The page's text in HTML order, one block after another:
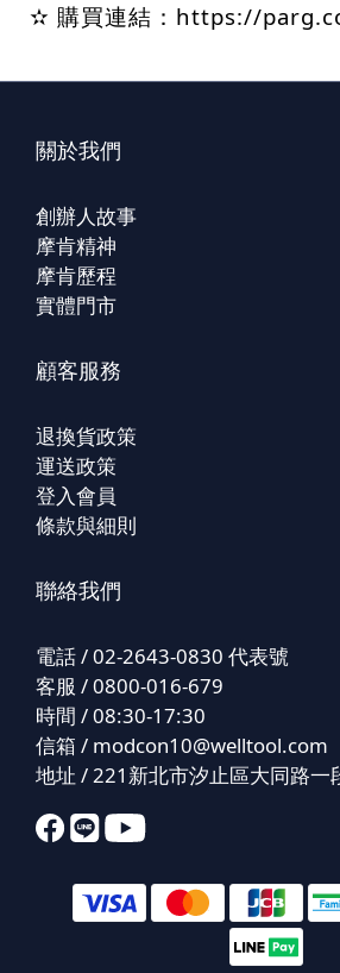
✫ 購買連結： https://
關於我們
創辦人故事
摩肯精神
摩肯歷程
實體門市
顧客服務
退換貨政策
運送政策
登入會員
條款與細則
聯絡我們
電話 / 02-2643-0830 代表號
客服 / 0800-016-679
時間 / 08:30-17:30
信箱 / modcon10@welltool.com
地址 / 221新北市汐止區大同路一